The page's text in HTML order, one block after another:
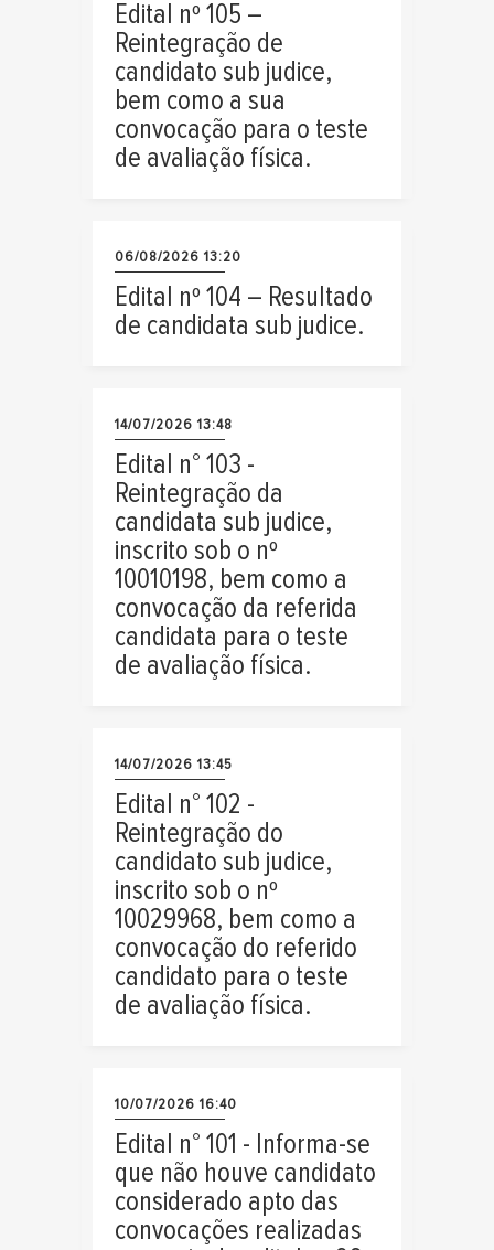
Edital nº 105 –
Reintegração de
candidato sub judice,
bem como a sua
convocação para o teste
de avaliação física.
06/08/2026 13:20
Edital nº 104 – Resultado
de candidata sub judice.
14/07/2026 13:48
Edital n° 103 -
Reintegração da
candidata sub judice,
inscrito sob o nº
10010198, bem como a
convocação da referida
candidata para o teste
de avaliação física.
14/07/2026 13:45
Edital n° 102 -
Reintegração do
candidato sub judice,
inscrito sob o nº
10029968, bem como a
convocação do referido
candidato para o teste
de avaliação física.
10/07/2026 16:40
Edital n° 101 - Informa-se
que não houve candidato
considerado apto das
convocações realizadas